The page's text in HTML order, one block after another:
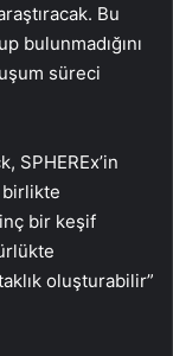
Bu
bulunmadığını
süreci
SPHEREx’in
birlikte
bir keşif
oluşturabilir”